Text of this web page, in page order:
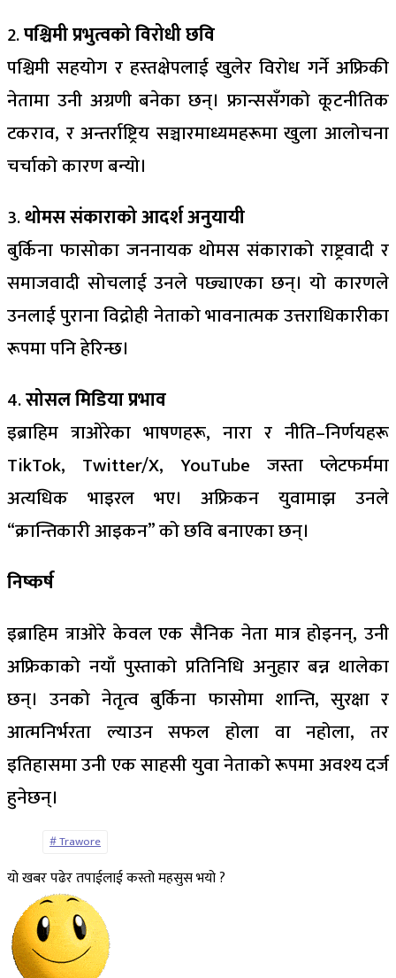
2.पश्चिमी प्रभुत्वको विरोधी छवि
पश्चिमी सहयोग र हस्तक्षेपलाई खुलेर विरोध गर्ने अफ्रिकी
नेतामा उनी अग्रणी बनेका छन्। फ्रान्ससँगको कूटनीतिक
टकराव, र अन्तर्राष्ट्रिय सञ्चारमाध्यमहरूमा खुला आलोचना
चर्चाको कारण बन्यो।
3.थोमस संकाराको आदर्श अनुयायी
बुर्किना फासोका जननायक थोमस संकाराको राष्ट्रवादी र
समाजवादी सोचलाई उनले पछ्याएका छन्। यो कारणले
उनलाई पुराना विद्रोही नेताको भावनात्मक उत्तराधिकारीका
रूपमा पनि हेरिन्छ।
4.सोसल मिडिया प्रभाव
इब्राहिम त्राओरेका भाषणहरू, नारा र नीति–निर्णयहरू
TikTok, Twitter/X, YouTube जस्ता प्लेटफर्ममा
अत्यधिक भाइरल भए। अफ्रिकन युवामाझ उनले
“क्रान्तिकारी आइकन” को छवि बनाएका छन्।
निष्कर्ष
इब्राहिम त्राओरे केवल एक सैनिक नेता मात्र होइनन्, उनी
अफ्रिकाको नयाँ पुस्ताको प्रतिनिधि अनुहार बन्न थालेका
छन्। उनको नेतृत्व बुर्किना फासोमा शान्ति, सुरक्षा र
आत्मनिर्भरता ल्याउन सफल होला वा नहोला, तर
इतिहासमा उनी एक साहसी युवा नेताको रूपमा अवश्य दर्ज
हुनेछन्।
Trawore
यो खबर पढेर तपाईलाई कस्तो महसुस भयो ?